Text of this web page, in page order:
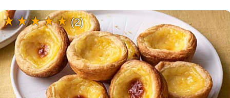
(2)